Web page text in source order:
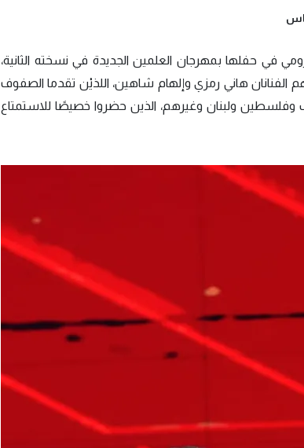
في حفلها بمهرجان العلمين الجديدة في نسخته الثانية،
هاني رمزي وإلهام شاهين، اللذيْن تقدما الصفوف
وفلسطين ولبنان وغيرهم، الذين حضروا خصيصًا للاستمتاع